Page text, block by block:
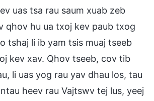
uas tsa rau saum xuab zeb
qhov hu ua txoj kev paub txog
tshaj li ib yam tsis muaj tseeb
kev xav. Qhov tseeb, cov tib
li uas yog rau yav dhau los, tau
heev rau Vajtswv tej lus, yeej